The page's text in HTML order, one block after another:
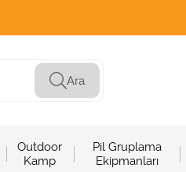
Ara
Outdoor
Kamp
Pil Gruplama
Ekipmanları